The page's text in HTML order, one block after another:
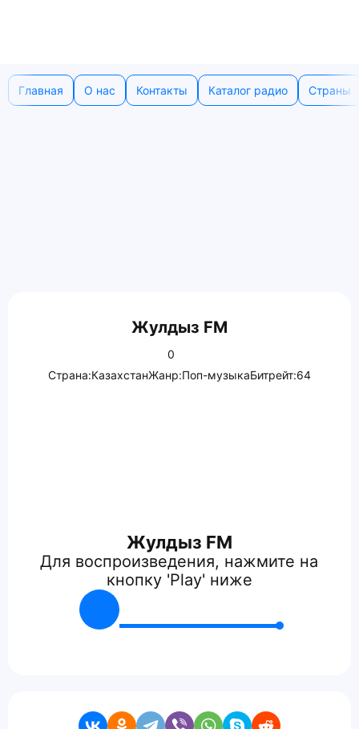
Главная О нас Контакты Каталог радио Страны
Жулдыз FM
0
Страна:КазахстанЖанр:Поп-музыкаБитрейт:64
Жулдыз FM
Для воспроизведения, нажмите на
кнопку 'Play' ниже